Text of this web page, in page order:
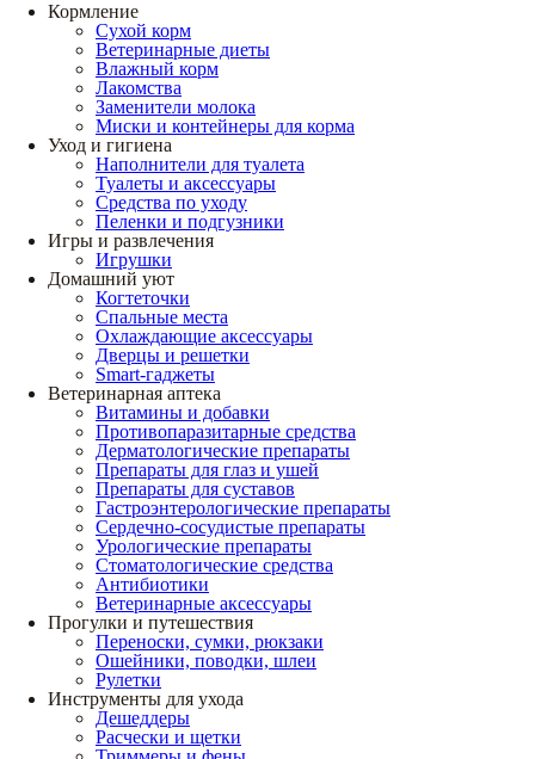
Кормление
Сухой корм
Ветеринарные диеты
Влажный корм
Лакомства
Заменители молока
Миски и контейнеры для корма
Уход и гигиена
Наполнители для туалета
Туалеты и аксессуары
Средства по уходу
Пеленки и подгузники
Игры и развлечения
Игрушки
Домашний уют
Когтеточки
Спальные места
Охлаждающие аксессуары
Дверцы и решетки
Smart-гаджеты
Ветеринарная аптека
Витамины и добавки
Противопаразитарные средства
Дерматологические препараты
Препараты для глаз и ушей
Препараты для суставов
Гастроэнтерологические препараты
Сердечно-сосудистые препараты
Урологические препараты
Стоматологические средства
Антибиотики
Ветеринарные аксессуары
Прогулки и путешествия
Переноски, сумки, рюкзаки
Ошейники, поводки, шлеи
Рулетки
Инструменты для ухода
Дешеддеры
Расчески и щетки